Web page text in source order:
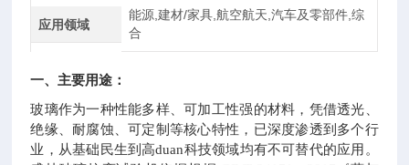
应用领域
能源,建材/家具,航空航天,汽车及零部件,综
合
一、主要用途：
玻璃作为一种性能多样、可加工性强的材料，凭借透光、
绝缘、耐腐蚀、可定制等核心特性，已深度渗透到多个行
业，从基础民生到高duan科技领域均有不可替代的应用。